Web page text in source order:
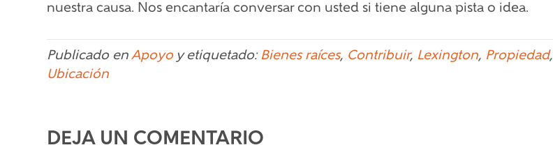
nuestra causa. Nos encantaría conversar con usted si tiene alguna pista o idea.
Publicado enApoyoy etiquetado: Bienes raíces, Contribuir, Lexington, Propiedad,
Ubicación
DEJA UN COMENTARIO